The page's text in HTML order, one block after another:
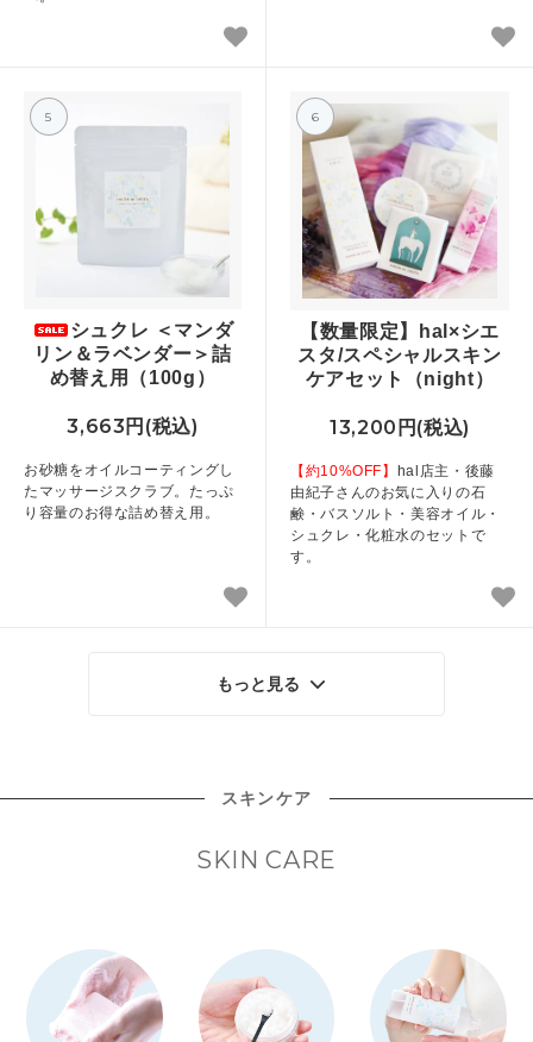
5
シュクレ ＜マンダ
リン＆ラベンダー＞詰
め替え用（100g）
3,663円(税込)
お砂糖をオイルコーティングし
たマッサージスクラブ。たっぷ
り容量のお得な詰め替え用。
6
【数量限定】hal×シエ
スタ/スペシャルスキン
ケアセット（night）
13,200円(税込)
【約10%OFF】 hal店主・後藤
由紀子さんのお気に入りの石
鹸・バスソルト・美容オイル・
シュクレ・化粧水のセットで
す。
もっと見る
スキンケア
SKIN CARE